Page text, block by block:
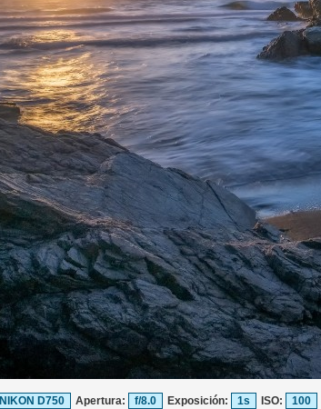
NIKON D750 Apertura: f/8.0 Exposición: 1s ISO: 100